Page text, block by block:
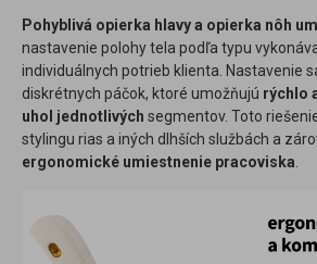
Pohyblivá opierka hlavy a opierka nôh
nastavenie polohy tela podľa typu
individuálnych potrieb klienta. Nastavenie
diskrétnych páčok, ktoré umožňujú rýchlo
uhol jednotlivých segmentov. Toto
stylingu rias a iných dlhších službách a
ergonomické umiestnenie pracoviska